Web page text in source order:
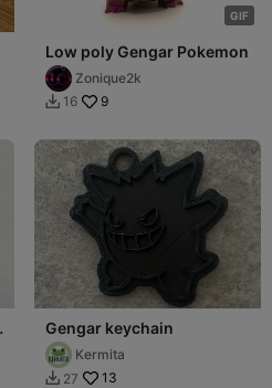
GIF
Low poly Gengar Pokemon
Zonique2k
 16 9
Gengar keychain
Kermita
 27 13